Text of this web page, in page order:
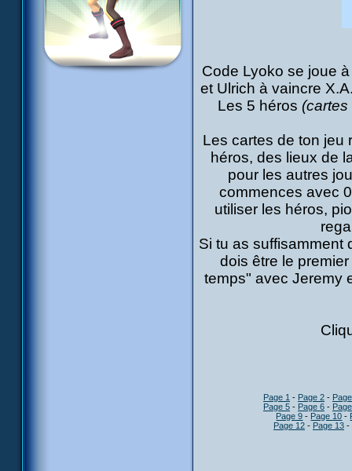
Code Lyoko se joue
et Ulrich à vaincre
Les 5 héros
Les cartes de ton jeu
héros, des lieux de
pour les autres
commences avec
utiliser les héros,
Si tu as suffisamment
dois être le
temps" avec Jeremy
Page 1 - Page 2 -
Page 5 - Page 6 -
Page 9 - Page 10 -
Page 12 - Page 13 -